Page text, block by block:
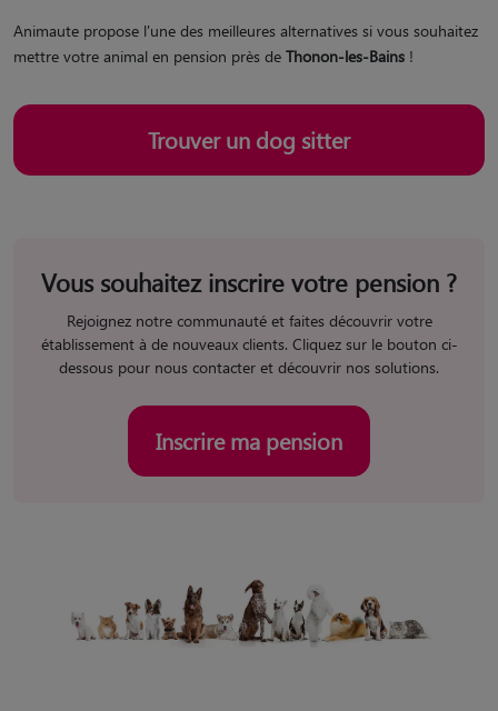
Animaute propose l'une des meilleures alternatives si vous souhaitez
mettre votre animal en pension près de Thonon-les-Bains !
Trouver un dog sitter
Vous souhaitez inscrire votre pension ?
Rejoignez notre communauté et faites découvrir votre
établissement à de nouveaux clients. Cliquez sur le bouton ci-
dessous pour nous contacter et découvrir nos solutions.
Inscrire ma pension